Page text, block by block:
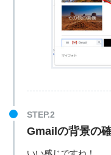
Gmailの背景の